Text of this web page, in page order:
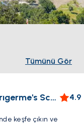
Tümünü Gör
Nature Exploration: Sarıgerme's Scenic Trails 4.9
keşfe çıkın ve